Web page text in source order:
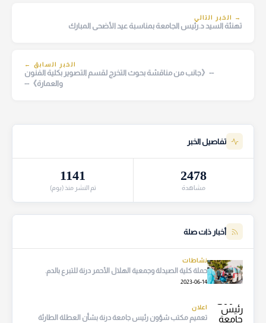
→ الخبر التالي
تهنئة السيد د.رئيس الجامعة بمناسبة عيد الأضحى المبارك
الخبر السابق ←
--《جانب من مناقشة بحوث التخرج لقسم التصوير بكلية الفنون
والعمارة》--
تفاصيل الخبر
2478
مشاهدة
1141
تم النشر منذ (يوم)
أخبار ذات صلة
نشاطات
حملة كلية الصيدلة وجمعية الهلال الأحمر درنة للتبرع بالدم.
2023-06-14
اعلان
تعميم مكتب شؤون رئيس جامعة درنة بشأن العطلة الطارئة